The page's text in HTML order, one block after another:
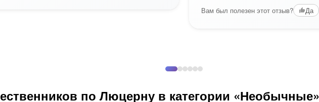
Вам был полезен этот отзыв? Да
по Люцерну в категории «Необычные»